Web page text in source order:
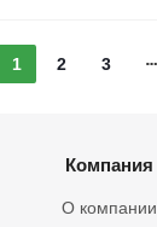
1 2 3
Компания
О компании